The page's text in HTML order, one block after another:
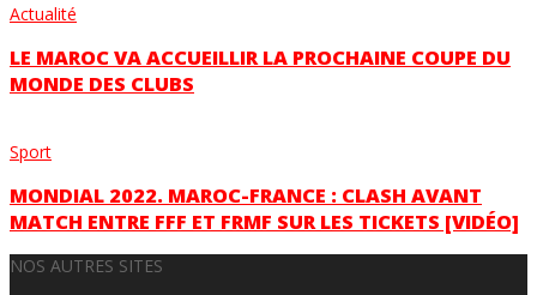
Actualité
LE MAROC VA ACCUEILLIR LA PROCHAINE COUPE DU
MONDE DES CLUBS
Sport
MONDIAL 2022. MAROC-FRANCE : CLASH AVANT
MATCH ENTRE FFF ET FRMF SUR LES TICKETS [VIDÉO]
NOS AUTRES SITES